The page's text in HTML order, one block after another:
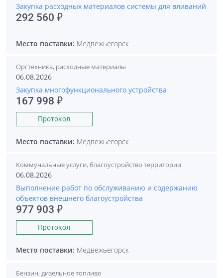
Закупка расходных материалов системы для вливаний
292 560 ₽
Место поставки: Медвежьегорск
Оргтехника, расходные материалы
06.08.2026
Закупка многофункционального устройства
167 998 ₽
Протокол
Место поставки: Медвежьегорск
Коммунальные услуги, благоустройство территории
06.08.2026
Выполнение работ по обслуживанию и содержанию
объектов внешнего благоустройства
977 903 ₽
Протокол
Место поставки: Медвежьегорск
Бензин, дизельное топливо